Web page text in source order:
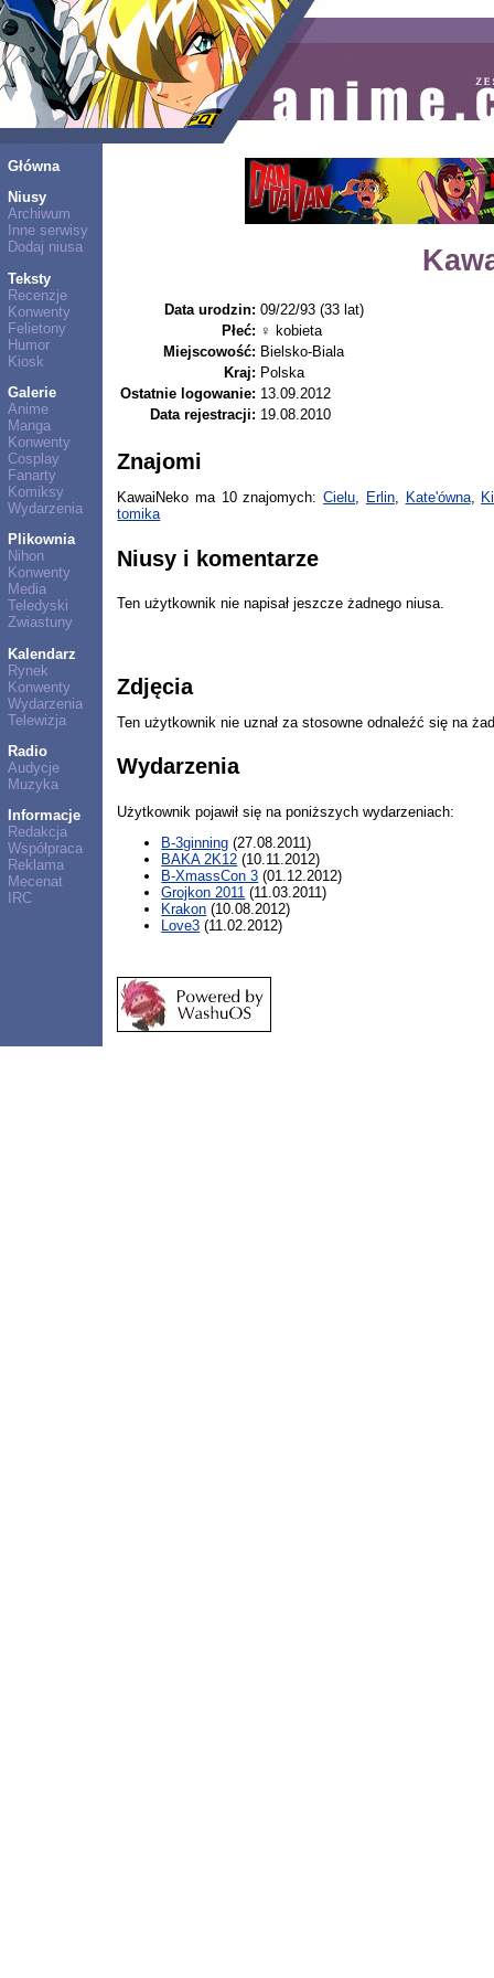
Główna
Niusy
Archiwum
Inne serwisy
Dodaj niusa
Teksty
Recenzje
Konwenty
Felietony
Humor
Kiosk
Galerie
Anime
Manga
Konwenty
Cosplay
Fanarty
Komiksy
Wydarzenia
Plikownia
Nihon
Konwenty
Media
Teledyski
Zwiastuny
Kalendarz
Rynek
Konwenty
Wydarzenia
Telewizja
Radio
Audycje
Muzyka
Informacje
Redakcja
Współpraca
Reklama
Mecenat
IRC
Data urodzin: 09/22/93 (33 lat)
Płeć: ♀ kobieta
Miejscowość: Bielsko-Biala
Kraj: Polska
Ostatnie logowanie: 13.09.2012
Data rejestracji: 19.08.2010
Znajomi
KawaiNeko ma 10 znajomych:Cielu, Erlin, Kate'ówna,
tomika
Niusy i komentarze
Ten użytkownik nie napisał jeszcze żadnego niusa.
Zdjęcia
Ten użytkownik nie uznał za stosowne odnaleźć się na
Wydarzenia
Użytkownik pojawił się na poniższych wydarzeniach:
B-3ginning (27.08.2011)
BAKA 2K12 (10.11.2012)
B-XmassCon 3 (01.12.2012)
Grojkon 2011 (11.03.2011)
Krakon (10.08.2012)
Love3 (11.02.2012)